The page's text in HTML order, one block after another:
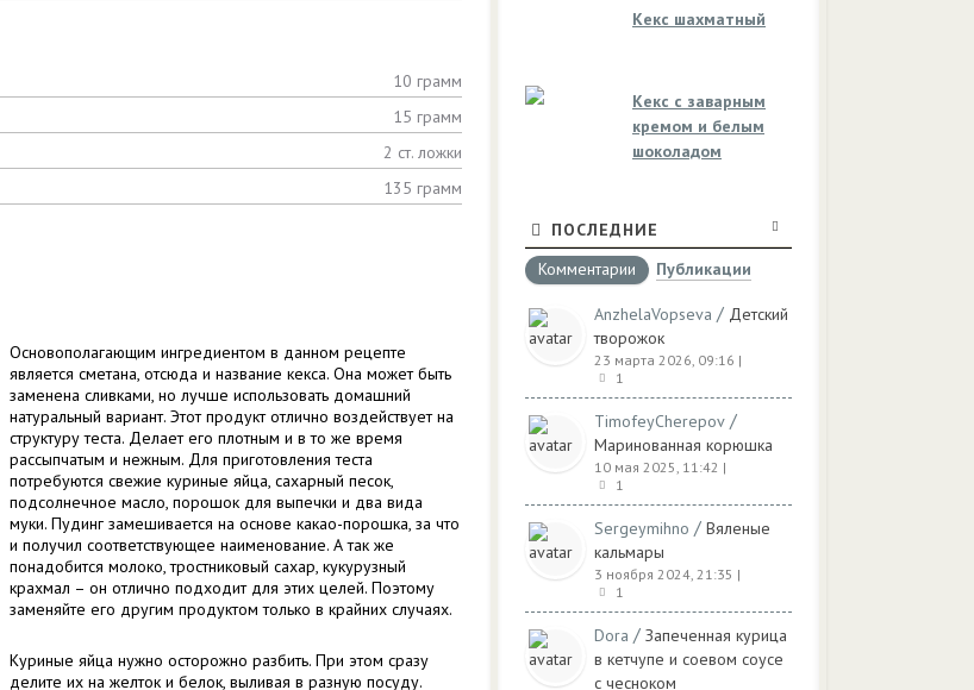
10 грамм
15 грамм
2 ст. ложки
135 грамм
Основополагающим ингредиентом в данном рецепте
является сметана, отсюда и название кекса. Она может быть
заменена сливками, но лучше использовать домашний
натуральный вариант. Этот продукт отлично воздействует на
структуру теста. Делает его плотным и в то же время
рассыпчатым и нежным. Для приготовления теста
потребуются свежие куриные яйца, сахарный песок,
подсолнечное масло, порошок для выпечки и два вида
муки. Пудинг замешивается на основе какао-порошка, за что
и получил соответствующее наименование. А так же
понадобится молоко, тростниковый сахар, кукурузный
крахмал – он отлично подходит для этих целей. Поэтому
заменяйте его другим продуктом только в крайних случаях.
Куриные яйца нужно осторожно разбить. При этом сразу
делите их на желток и белок, выливая в разную посуду.
Кекс шахматный
Кекс с заварным
кремом и белым
шоколадом
ПОСЛЕДНИЕ
Комментарии
Публикации
AnzhelaVopseva / Детский
творожок
23 марта 2026, 09:16 |
1
TimofeyCherepov /
Маринованная корюшка
10 мая 2025, 11:42 |
1
Sergeymihno / Вяленые
кальмары
3 ноября 2024, 21:35 |
1
Dora / Запеченная курица
в кетчупе и соевом соусе
с чесноком